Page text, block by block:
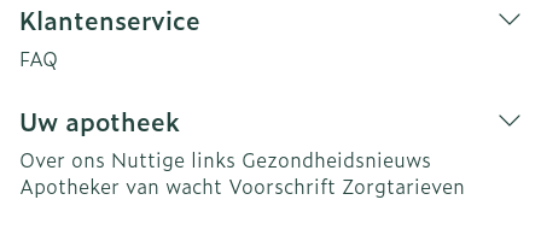
Klantenservice
FAQ
Uw apotheek
Over ons Nuttige links Gezondheidsnieuws
Apotheker van wacht Voorschrift Zorgtarieven